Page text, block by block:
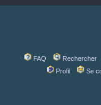
FAQ
Rechercher
Profil
Se